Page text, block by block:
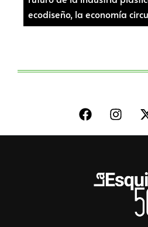
ecodiseño, la economía